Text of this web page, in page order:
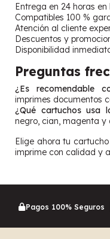
Entrega en 24 horas en
Compatibles 100 %
Atención al cliente
Descuentos y
Disponibilidad
Preguntas
¿Es recomendable
imprimes documentos
¿Qué cartuchos usa
negro, cian, magenta y
Elige ahora tu
imprime con calidad y
Pagos 100% Seguros